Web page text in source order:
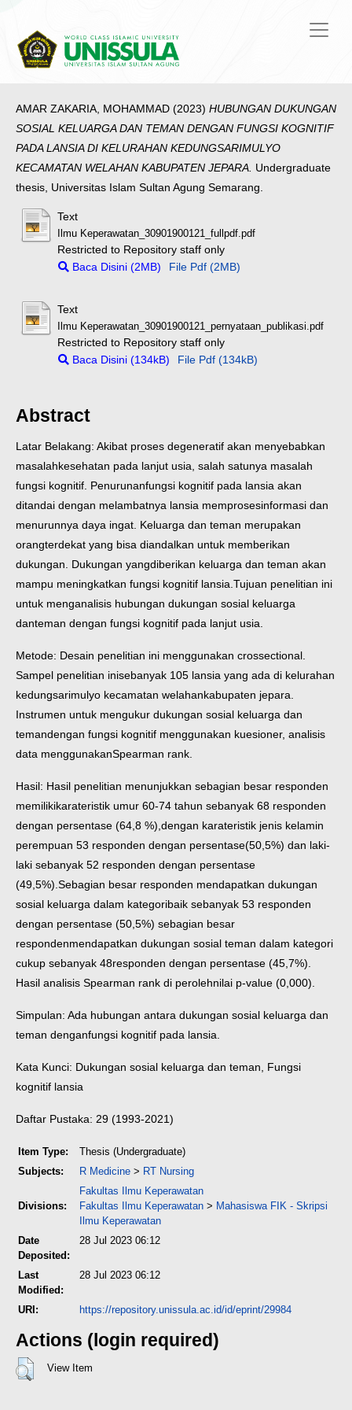
AMAR ZAKARIA, MOHAMMAD (2023) HUBUNGAN DUKUNGAN
SOSIAL KELUARGA DAN TEMAN DENGAN FUNGSI KOGNITIF
PADA LANSIA DI KELURAHAN KEDUNGSARIMULYO
KECAMATAN WELAHAN KABUPATEN JEPARA. Undergraduate
thesis, Universitas Islam Sultan Agung Semarang.
Text
Ilmu Keperawatan_30901900121_fullpdf.pdf
Restricted to Repository staff only
Baca Disini (2MB)
File Pdf (2MB)
Text
Ilmu Keperawatan_30901900121_pernyataan_publikasi.pdf
Restricted to Repository staff only
Baca Disini (134kB)
File Pdf (134kB)
Abstract
Latar Belakang: Akibat proses degeneratif akan menyebabkan
masalahkesehatan pada lanjut usia, salah satunya masalah
fungsi kognitif. Penurunanfungsi kognitif pada lansia akan
ditandai dengan melambatnya lansia memprosesinformasi dan
menurunnya daya ingat. Keluarga dan teman merupakan
orangterdekat yang bisa diandalkan untuk memberikan
dukungan. Dukungan yangdiberikan keluarga dan teman akan
mampu meningkatkan fungsi kognitif lansia.Tujuan penelitian ini
untuk menganalisis hubungan dukungan sosial keluarga
danteman dengan fungsi kognitif pada lanjut usia.
Metode: Desain penelitian ini menggunakan crossectional.
Sampel penelitian inisebanyak 105 lansia yang ada di kelurahan
kedungsarimulyo kecamatan welahankabupaten jepara.
Instrumen untuk mengukur dukungan sosial keluarga dan
temandengan fungsi kognitif menggunakan kuesioner, analisis
data menggunakanSpearman rank.
Hasil: Hasil penelitian menunjukkan sebagian besar responden
memilikikarateristik umur 60-74 tahun sebanyak 68 responden
dengan persentase (64,8 %),dengan karateristik jenis kelamin
perempuan 53 responden dengan persentase(50,5%) dan laki-
laki sebanyak 52 responden dengan persentase
(49,5%).Sebagian besar responden mendapatkan dukungan
sosial keluarga dalam kategoribaik sebanyak 53 responden
dengan persentase (50,5%) sebagian besar
respondenmendapatkan dukungan sosial teman dalam kategori
cukup sebanyak 48responden dengan persentase (45,7%).
Hasil analisis Spearman rank di perolehnilai p-value (0,000).
Simpulan: Ada hubungan antara dukungan sosial keluarga dan
teman denganfungsi kognitif pada lansia.
Kata Kunci: Dukungan sosial keluarga dan teman, Fungsi
kognitif lansia
Daftar Pustaka: 29 (1993-2021)
Item Type:
Thesis (Undergraduate)
Subjects:
R Medicine > RT Nursing
Divisions:
Fakultas Ilmu Keperawatan
Fakultas Ilmu Keperawatan > Mahasiswa FIK - Skripsi
Ilmu Keperawatan
Date
Deposited:
28 Jul 2023 06:12
Last
Modified:
28 Jul 2023 06:12
URI: https://repository.unissula.ac.id/id/eprint/29984
Actions (login required)
View Item